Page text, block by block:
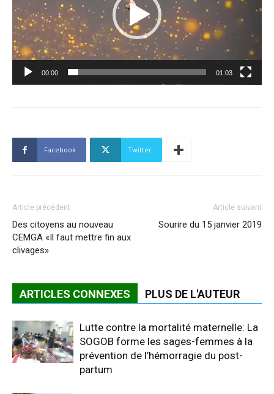
00:00 01:03
Facebook Twitter
Article précédent
Des citoyens au nouveau
CEMGA «Il faut mettre fin aux
clivages»
Article suivant
Sourire du 15 janvier 2019
ARTICLES CONNEXES PLUS DE L'AUTEUR
Lutte contre la mortalité maternelle: La
SOGOB forme les sages-femmes à la
prévention de l’hémorragie du post-
partum